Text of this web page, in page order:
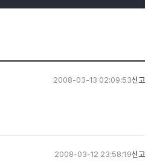
2008-03-13 02:09:53신고
2008-03-12 23:58:19신고